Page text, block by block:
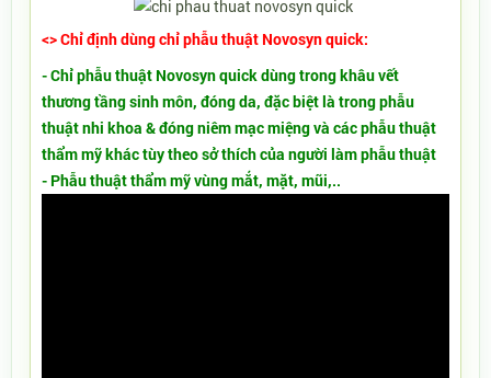
<> Chỉ định dùng chỉ phẫu thuật Novosyn quick:
- Chỉ phẫu thuật Novosyn quick dùng trong khâu vết
thương tầng sinh môn, đóng da, đặc biệt là trong phẫu
thuật nhi khoa & đóng niêm mạc miệng và các phẫu thuật
thẩm mỹ khác tùy theo sở thích của người làm phẫu thuật
- Phẫu thuật thẩm mỹ vùng mắt, mặt, mũi,..